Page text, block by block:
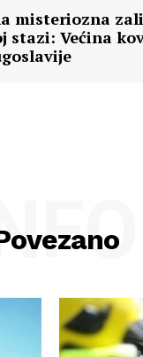
misteriozna
stazi: Većina